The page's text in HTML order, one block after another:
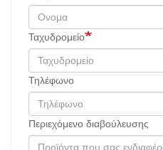
Ταχυδρομείο
Τηλέφωνο
Περιεχόμενο διαβούλευσης